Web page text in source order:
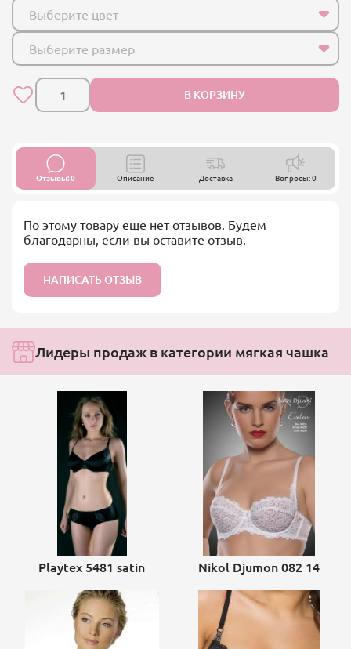
Выберите цвет
Выберите размер
В КОРЗИНУ
Отзывы: 0 Описание Доставка Вопросы: 0
По этому товару еще нет отзывов. Будем
благодарны, если вы оставите отзыв.
НАПИСАТЬ ОТЗЫВ
Лидеры продаж в категории мягкая чашка
Playtex 5481 satin Nikol Djumon 082 14